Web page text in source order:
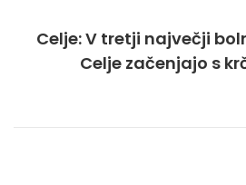
Celje: V tretji največji
Celje začenjajo s